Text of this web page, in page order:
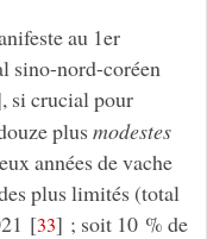
au 1er
sino-nord-coréen
, si crucial pour
plus modestes
années de vache
plus limités (total
[33] ; soit 10 % de